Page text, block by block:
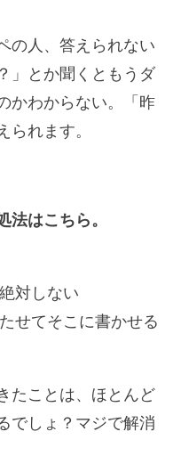
の人、答えられない
」とか聞くともうダ
かわからない。「昨
られます。
はこちら。
対しない
せてそこに書かせる
たことは、ほとんど
でしょ？マジで解消